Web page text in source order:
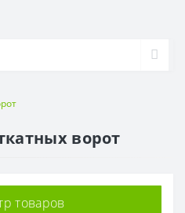
ворот
товаров